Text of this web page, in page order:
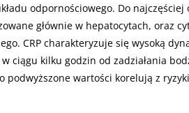
odpornościowego. Do najczęściej
głównie w hepatocytach, oraz
CRP charakteryzuje się wysoką
ciągu kilku godzin od zadziałania
podwyższone wartości korelują z